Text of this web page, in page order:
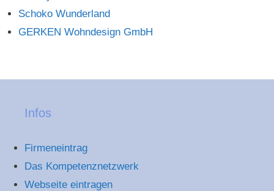
Schoko Wunderland
GERKEN Wohndesign GmbH
Infos
Firmeneintrag
Das Kompetenznetzwerk
Webseite eintragen